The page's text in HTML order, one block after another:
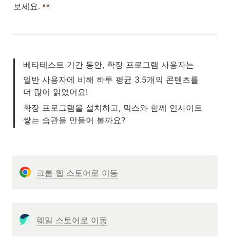
보세요.
베타테스트 기간 동안, 확장 프로그램 사용자는
일반 사용자에 비해 하루 평균 3.5개의 콘텐츠를
더 많이 읽었어요!
확장 프로그램을 설치하고, 믹스와 함께 인사이트
쌓는 습관을 만들어 볼까요?
크롬 웹 스토어로 이동
웨일 스토어로 이동